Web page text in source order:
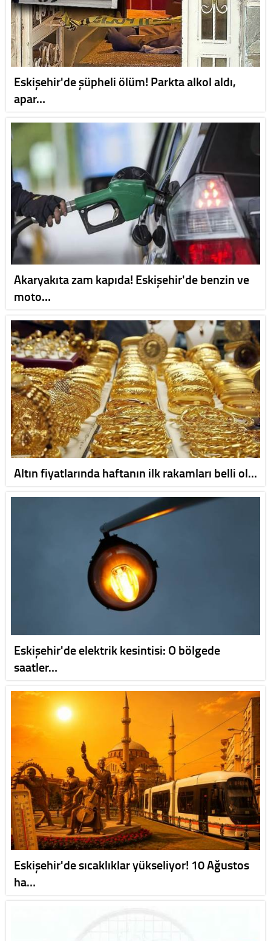
Eskişehir'de şüpheli ölüm! Parkta alkol aldı,
apar…
Akaryakıta zam kapıda! Eskişehir'de benzin ve
moto…
Altın fiyatlarında haftanın ilk rakamları belli ol…
Eskişehir'de elektrik kesintisi: O bölgede
saatler…
Eskişehir'de sıcaklıklar yükseliyor! 10 Ağustos
ha…